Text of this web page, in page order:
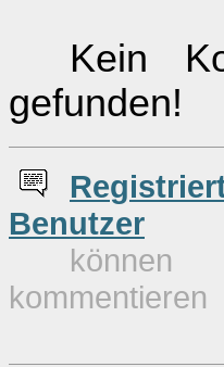
Kein
gefunden!
Reg
Benutzer
können
kommentieren